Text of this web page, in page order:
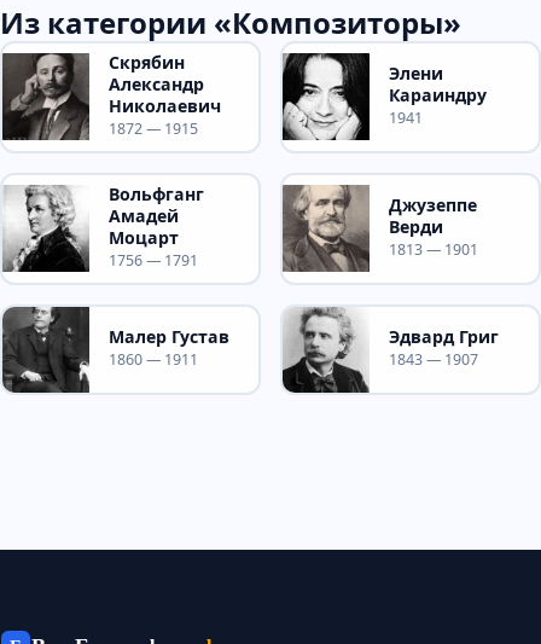
Из категории «Композиторы»
Скрябин
Александр
Николаевич
1872 — 1915
Элени
Караиндру
1941
Вольфганг
Амадей
Моцарт
1756 — 1791
Джузеппе
Верди
1813 — 1901
Малер Густав
1860 — 1911
Эдвард Григ
1843 — 1907